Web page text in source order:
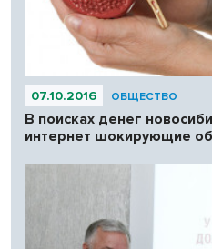
07.10.2016 ОБЩЕСТВО
В поисках денег
интернет шокирующие